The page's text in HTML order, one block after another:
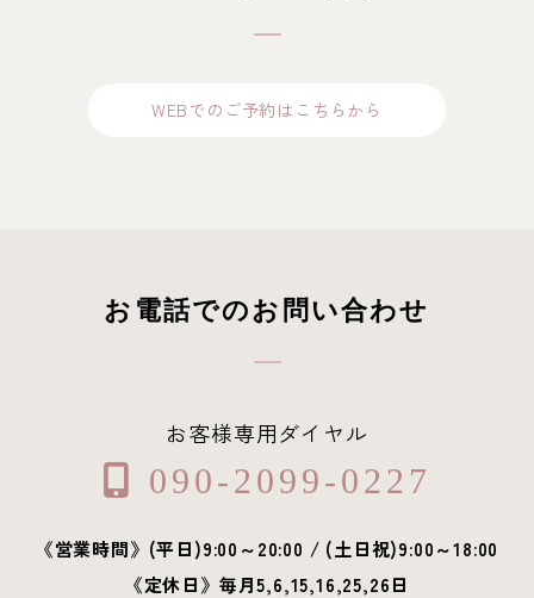
WEBでのご予約はこちらから
お電話でのお問い合わせ
お客様専用ダイヤル
090-2099-0227
《営業時間》(平日)9:00～20:00 / (土日祝)9:00～18:00
《定休日》毎月5,6,15,16,25,26日